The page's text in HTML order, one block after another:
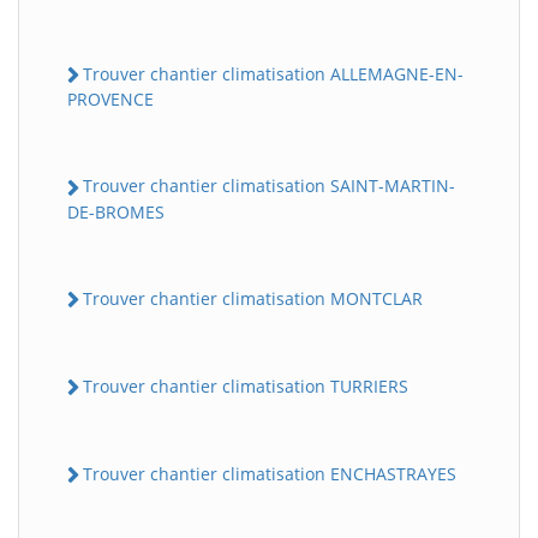
Trouver chantier climatisation ALLEMAGNE-EN-
PROVENCE
Trouver chantier climatisation SAINT-MARTIN-
DE-BROMES
Trouver chantier climatisation MONTCLAR
Trouver chantier climatisation TURRIERS
Trouver chantier climatisation ENCHASTRAYES